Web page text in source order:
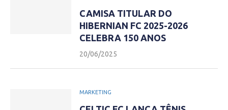
CAMISA TITULAR DO
HIBERNIAN FC 2025-2026
CELEBRA 150 ANOS
20/06/2025
MARKETING